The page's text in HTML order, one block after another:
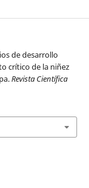
de desarrollo
crítico de la niñez
Revista Científica